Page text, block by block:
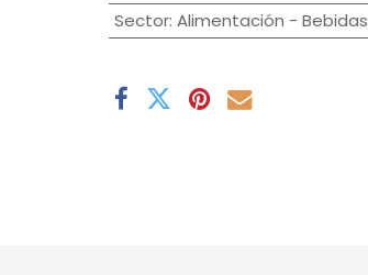
Sector: Alimentación - Bebidas